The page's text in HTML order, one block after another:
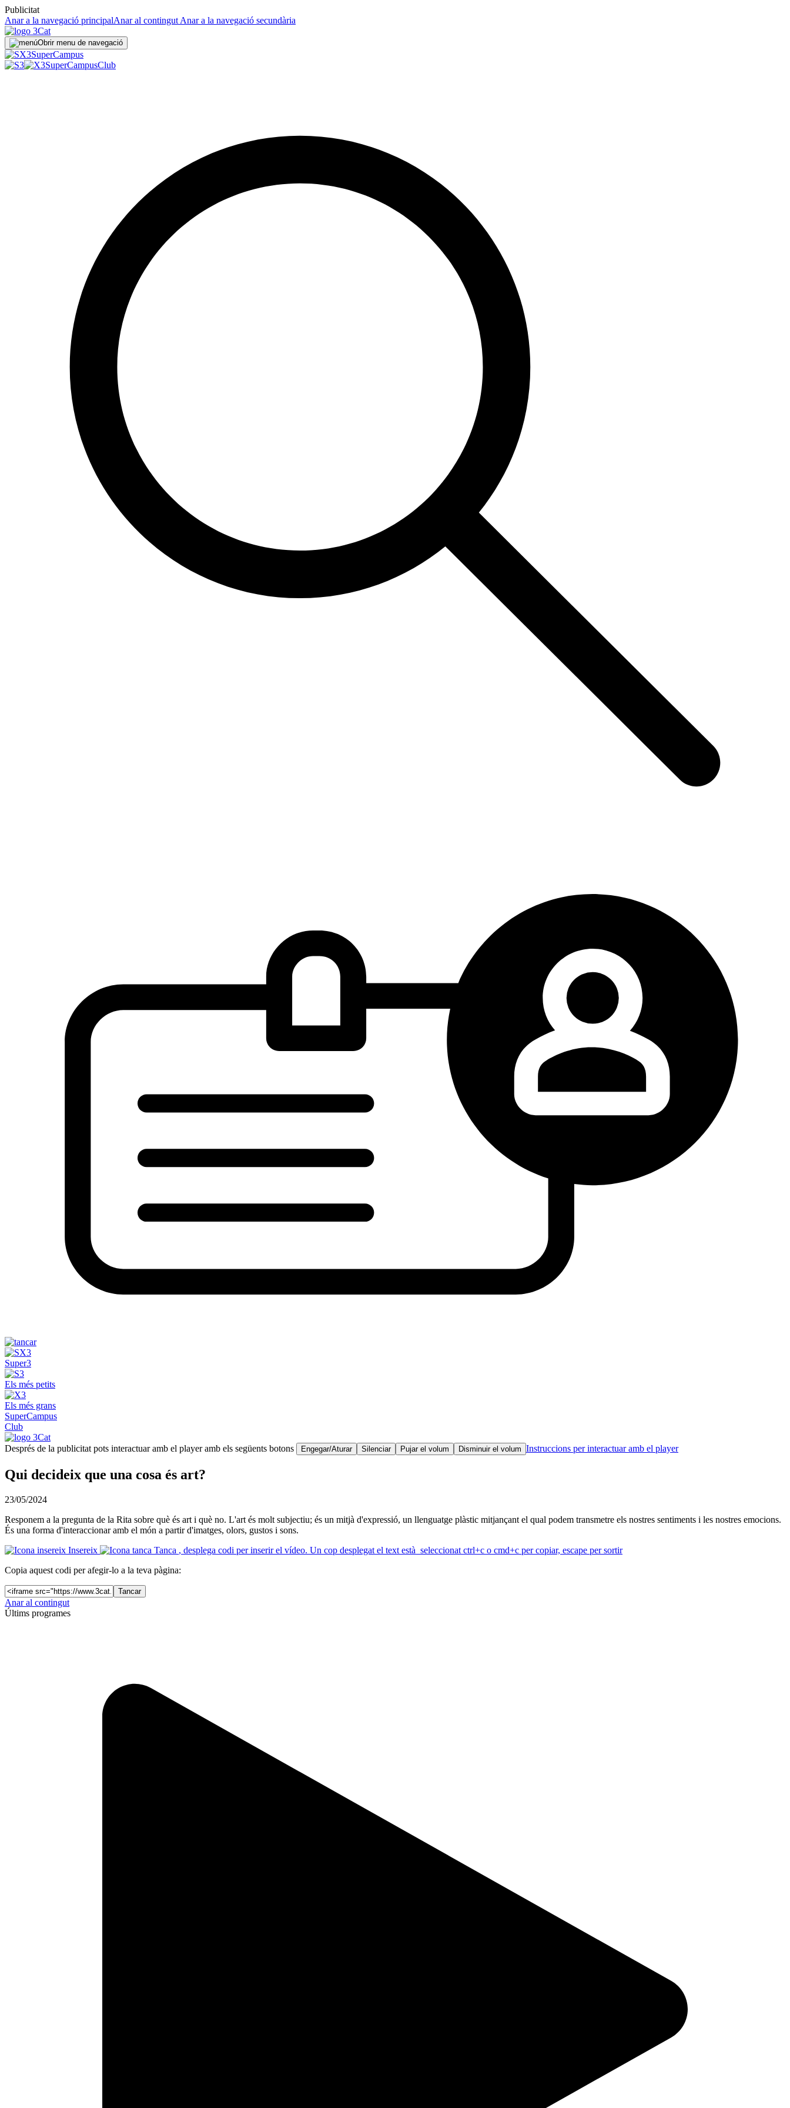
Publicitat
Anar a la navegació principalAnar al contingut Anar a la navegació secundària
Obrir menu de navegació
SuperCampus
SuperCampusClub
Super3
Els més petits
Els més grans
SuperCampus
Club
Després de la publicitat pots interactuar amb el player amb els següents botons Engegar/Aturar Silenciar Pujar el volum Disminuir el volum Instruccions per interactuar amb el player
Qui decideix que una cosa és art?
23/05/2024
Responem a la pregunta de la Rita sobre què és art i què no. L'art és molt subjectiu; és un mitjà d'expressió, un llenguatge plàstic mitjançant el qual podem transmetre els nostres sentiments i les nostres emocions.
És una forma d'interaccionar amb el món a partir d'imatges, olors, gustos i sons.
Insereix
Tanca , desplega codi per inserir el vídeo. Un cop desplegat el text està seleccionat ctrl+c o cmd+c per copiar, escape per sortir
Copia aquest codi per afegir-lo a la teva pàgina:
Tancar
Anar al contingut
Últims programes